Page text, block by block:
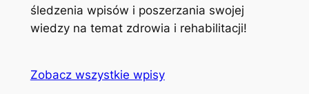
śledzenia wpisów i poszerzania swojej
wiedzy na temat zdrowia i rehabilitacji!
Zobacz wszystkie wpisy